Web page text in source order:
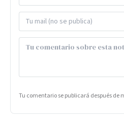
Tu comentario se publicará después de